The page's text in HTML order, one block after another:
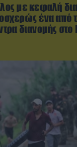
με κεφαλή
ένα από
διανομής στο